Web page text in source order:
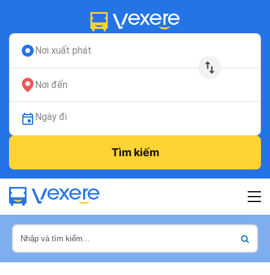
Nơi xuất phát
Nơi đến
Ngày đi
Tìm kiếm